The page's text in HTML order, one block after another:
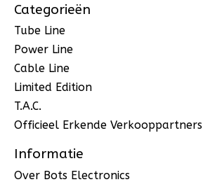
Categorieën
Tube Line
Power Line
Cable Line
Limited Edition
T.A.C.
Officieel Erkende Verkooppartners
Informatie
Over Bots Electronics